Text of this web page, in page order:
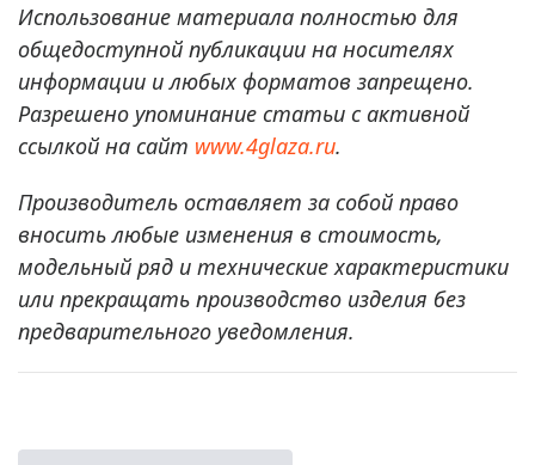
Использование материала полностью для
общедоступной публикации на носителях
информации и любых форматов запрещено.
Разрешено упоминание статьи с активной
ссылкой на сайт www.4glaza.ru.
Производитель оставляет за собой право
вносить любые изменения в стоимость,
модельный ряд и технические характеристики
или прекращать производство изделия без
предварительного уведомления.